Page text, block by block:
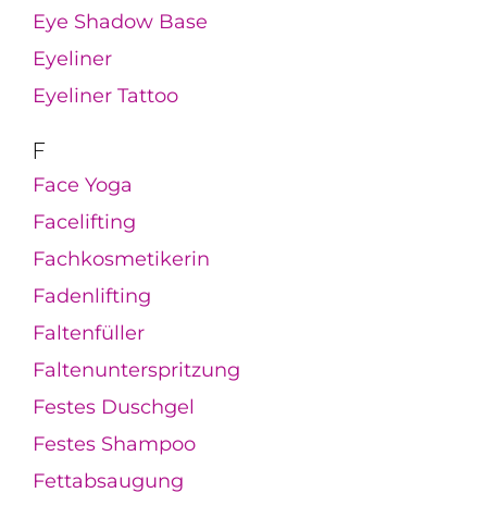
Eye Shadow Base
Eyeliner
Eyeliner Tattoo
F
Face Yoga
Facelifting
Fachkosmetikerin
Fadenlifting
Faltenfüller
Faltenunterspritzung
Festes Duschgel
Festes Shampoo
Fettabsaugung